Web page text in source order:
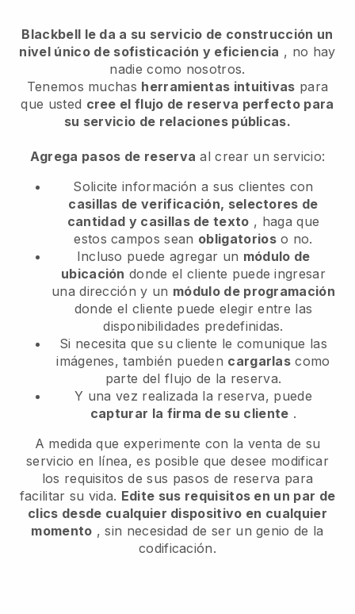
Blackbell le da a su servicio de construcción un
nivel único de sofisticación y eficiencia , no hay
nadie como nosotros.
Tenemos muchas herramientas intuitivas para
que usted cree el flujo de reserva perfecto para
su servicio de relaciones públicas.
Agrega pasos de reserva al crear un servicio:
Solicite información a sus clientes con
casillas de verificación, selectores de
cantidad y casillas de texto , haga que
estos campos sean obligatorioso no.
Incluso puede agregar un módulo de
ubicación donde el cliente puede ingresar
una dirección y un módulo de programación
donde el cliente puede elegir entre las
disponibilidades predefinidas.
Si necesita que su cliente le comunique las
imágenes, también pueden cargarlas como
parte del flujo de la reserva.
Y una vez realizada la reserva, puede
capturar la firma de su cliente .
A medida que experimente con la venta de su
servicio en línea, es posible que desee modificar
los requisitos de sus pasos de reserva para
facilitar su vida. Edite sus requisitos en un par de
clics desde cualquier dispositivo en cualquier
momento , sin necesidad de ser un genio de la
codificación.